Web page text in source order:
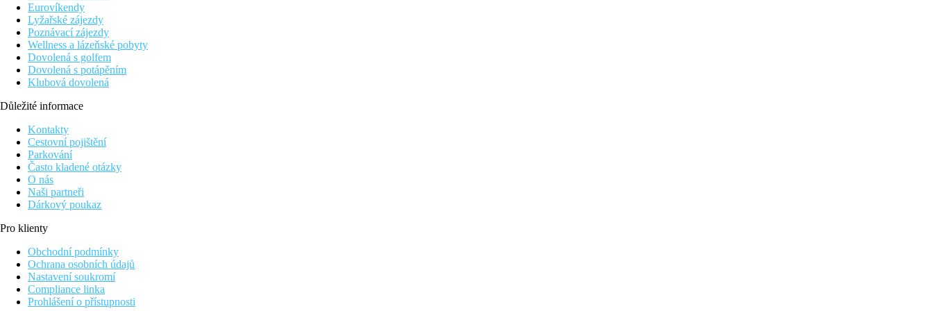
Dlouá písečná pláž přímo u hotelu
Lehátka a slunečníky zdarma
Stravování
All inclusive
Snídaně, oběd a večeře formou bufetu
Dvakrát týdně
Vybrané alkoholické a nealkoholické nápoje
Sportovní nabídka
Zdarma:windsurfing, kitesurfing, paddleboard, kajak, plážový volejbal, fitness program Riu Fit
Za poplatek
Zábava
Tématické večeře
Možnosti zábavy v okolí hotelu
Wellness
SPA
masáže a zkrášlující procedury za poplatek
Zvláštnosti
Elite Club
Rychlý a pohodlný check-in při příjezdu.
Eurovíkendy
Lyžařské zájezdy
Poznávací zájezdy
Wellness a lázeňské pobyty
Dovolená s golfem
Dovolená s potápěním
Klubová dovolená
Důležité informace
Kontakty
Cestovní pojištění
Parkování
Často kladené otázky
O nás
Naši partneři
Dárkový poukaz
Pro klienty
Obchodní podmínky
Ochrana osobních údajů
Nastavení soukromí
Compliance linka
Prohlášení o přístupnosti